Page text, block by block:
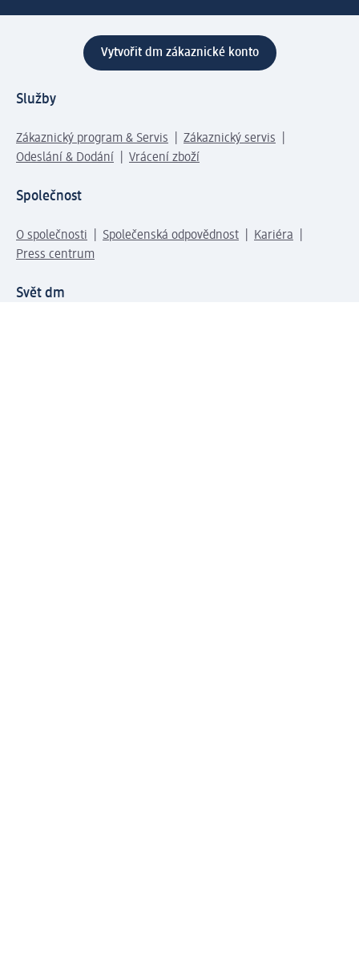
Vytvořit dm zákaznické konto
Služby
Zákaznický program & Servis
Zákaznický servis
Odeslání & Dodání
Vrácení zboží
Společnost
O společnosti Společenská odpovědnost
Kariéra
Press centrum
Svět dm